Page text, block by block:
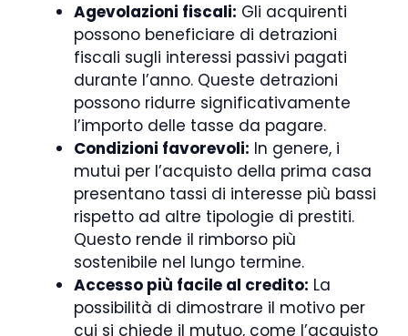
Agevolazioni fiscali: Gli acquirenti
possono beneficiare di detrazioni
fiscali sugli interessi passivi pagati
durante l’anno. Queste detrazioni
possono ridurre significativamente
l’importo delle tasse da pagare.
Condizioni favorevoli: In genere, i
mutui per l’acquisto della prima casa
presentano tassi di interesse più bassi
rispetto ad altre tipologie di prestiti.
Questo rende il rimborso più
sostenibile nel lungo termine.
Accesso più facile al credito: La
possibilità di dimostrare il motivo per
cui si chiede il mutuo, come l’acquisto